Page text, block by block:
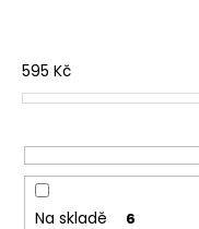
í
p
o
d
u
595 Kč
Na skladě 6